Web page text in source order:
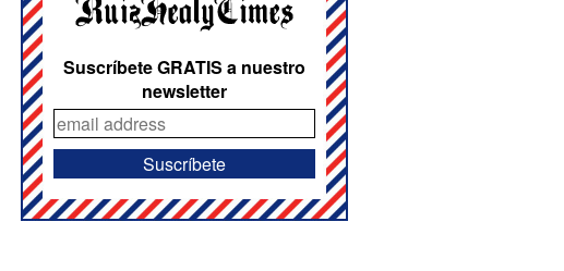
Suscríbete GRATIS a nuestro
newsletter